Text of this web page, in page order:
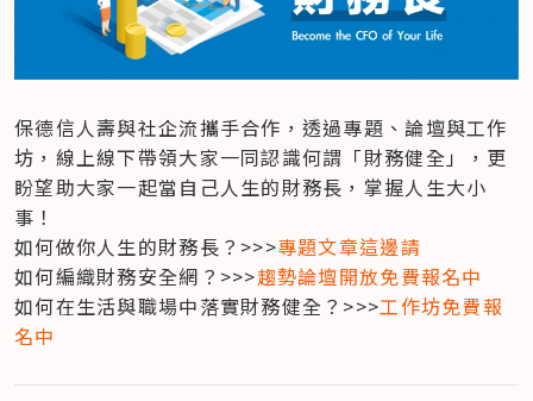
保德信人壽與社企流攜手合作，透過專題、論壇與工作
坊，線上線下帶領大家一同認識何謂「財務健全」，更
盼望助大家一起當自己人生的財務長，掌握人生大小
事！
如何做你人生的財務長？>>>專題文章這邊請
如何編織財務安全網？>>>趨勢論壇開放免費報名中
如何在生活與職場中落實財務健全？>>>工作坊免費報
名中